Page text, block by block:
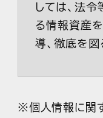
しては、法
る情報資産
導、徹底を図
として掲げ
※個人情報に関